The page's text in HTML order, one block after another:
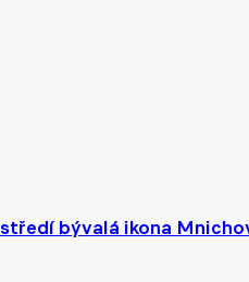
bývalá ikona